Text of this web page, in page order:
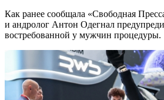
Как ранее сообщала «Свободная
и андролог Антон Одегнал
востребованной у мужчин процедуры.